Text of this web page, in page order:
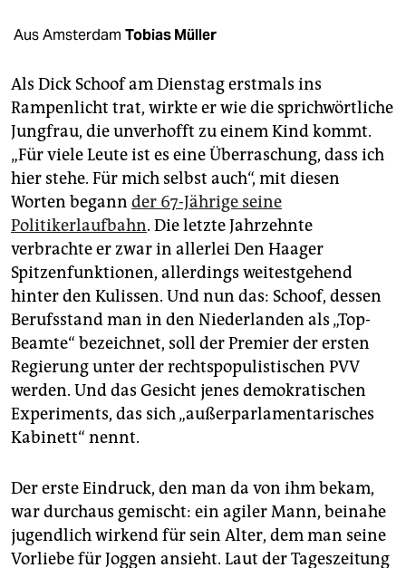
shop
fragen & hilfe
unterstützen
abo
genossenschaft
epaper login
Aus Amsterdam Tobias Müller
Als Dick Schoof am Dienstag erstmals ins
Rampenlicht trat, wirkte er wie die sprichwörtliche
Jungfrau, die unverhofft zu einem Kind kommt.
„Für viele Leute ist es eine Überraschung, dass ich
hier stehe. Für mich selbst auch“, mit diesen
Worten begann der 67-Jährige seine
Politikerlaufbahn. Die letzte Jahrzehnte
verbrachte er zwar in allerlei Den Haager
Spitzenfunktionen, allerdings weitestgehend
hinter den Kulissen. Und nun das: Schoof, dessen
Berufsstand man in den Niederlanden als „Top-
Beamte“ bezeichnet, soll der Premier der ersten
Regierung unter der rechtspopulistischen PVV
werden. Und das Gesicht jenes demokratischen
Experiments, das sich „außerparlamentarisches
Kabinett“ nennt.
Der erste Eindruck, den man da von ihm bekam,
war durchaus gemischt: ein agiler Mann, beinahe
jugendlich wirkend für sein Alter, dem man seine
Vorliebe für Joggen ansieht. Laut der Tageszeitung